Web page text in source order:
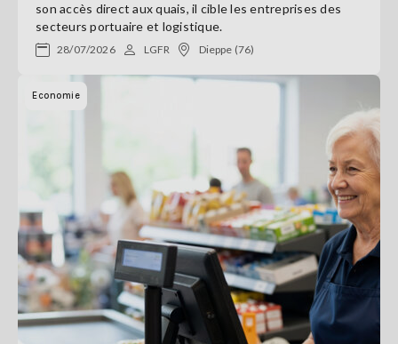
son accès direct aux quais, il cible les entreprises des
secteurs portuaire et logistique.
28/07/2026 LGFR Dieppe (76)
Economie